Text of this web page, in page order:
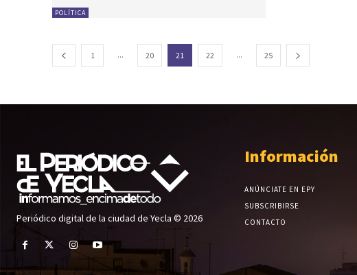
POLÍTICA
1 ... 20 21 22 ... 25
Periódico digital de la ciudad de Yecla © 2026
Información
ANÚNCIATE EN EPY
SUBSCRIBIRSE
CONTACTO